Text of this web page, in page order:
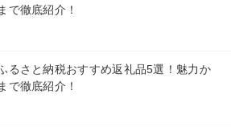
で徹底紹介！
るさと納税おすすめ返礼品5選！魅力か
で徹底紹介！